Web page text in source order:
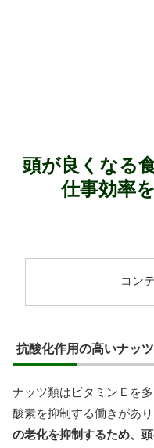
頭が良くなる
仕事効率
コン
抗酸化作用の高いナッ
ナッツ類はビタミンＥを
酸素を抑制する働きがあり
の老化を抑制するため、